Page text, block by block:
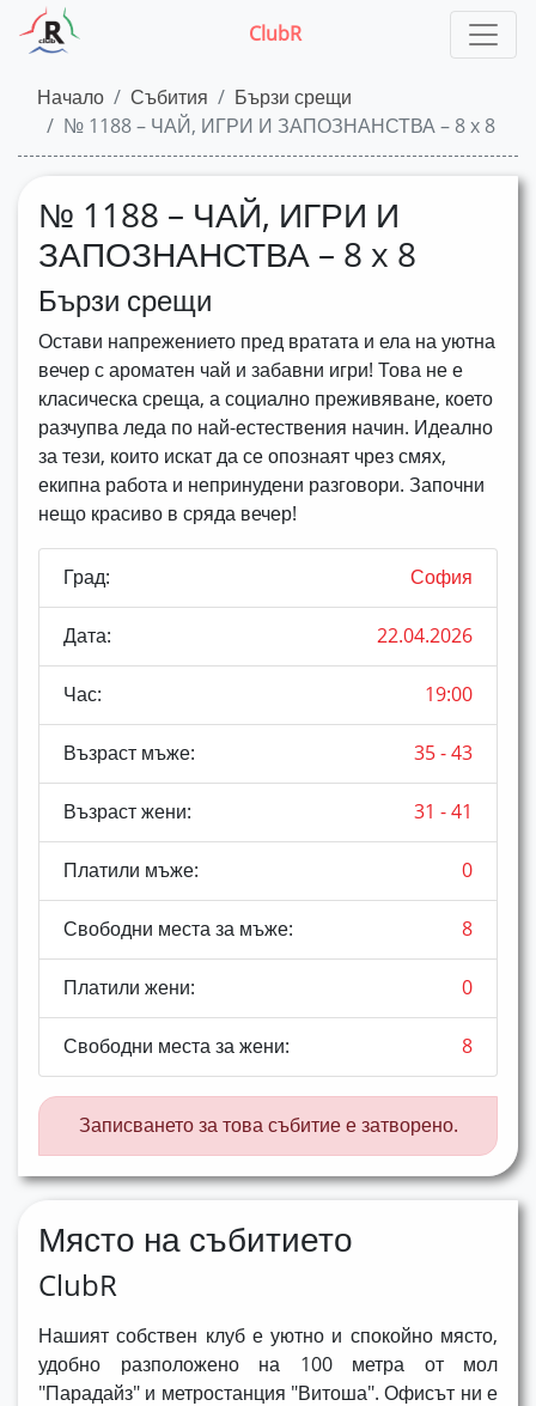
ClubR
Начало Събития
Бързи срещи
№ 1188 – ЧАЙ, ИГРИ И ЗАПОЗНАНСТВА – 8 x 8
№ 1188 – ЧАЙ, ИГРИ И
ЗАПОЗНАНСТВА – 8 x 8
Бързи срещи
Остави напрежението пред вратата и ела на уютна
вечер с ароматен чай и забавни игри! Това не е
класическа среща, а социално преживяване, което
разчупва леда по най-естествения начин. Идеално
за тези, които искат да се опознаят чрез смях,
екипна работа и непринудени разговори. Започни
нещо красиво в сряда вечер!
Град: София
Дата: 22.04.2026
Час: 19:00
Възраст мъже: 35 - 43
Възраст жени: 31 - 41
Платили мъже: 0
Свободни места за мъже: 8
Платили жени: 0
Свободни места за жени: 8
Записването за това събитие е затворено.
Място на събитието
ClubR
Нашият собствен клуб е уютно и спокойно място,
удобно разположено на 100 метра от мол
"Парадайз" и метростанция "Витоша".Офисът ни е